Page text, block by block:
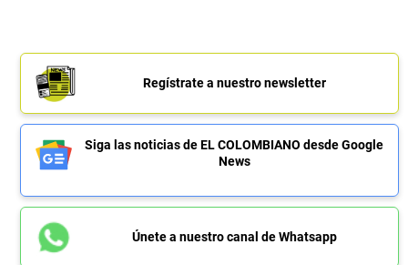
Regístrate a nuestro newsletter
Siga las noticias de EL COLOMBIANO desde Google
News
Únete a nuestro canal de Whatsapp